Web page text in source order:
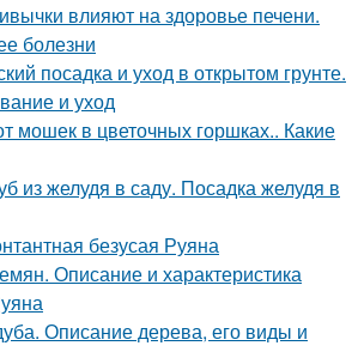
влияют на здоровье печени.
болезни
посадка и уход в открытом грунте.
и уход
мошек в цветочных горшках.. Какие
из желудя в саду. Посадка желудя в
безусая Руяна
Описание и характеристика
Описание дерева, его виды и